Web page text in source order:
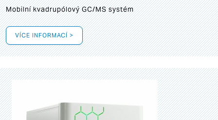
Mobilní kvadrupólový GC/MS systém
VÍCE INFORMACÍ >